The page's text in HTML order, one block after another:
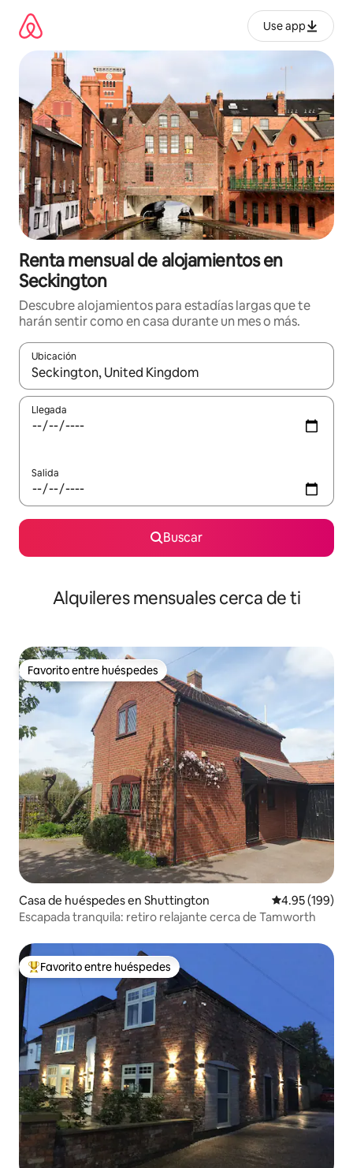
contenido
Use app
Renta mensual de alojamientos en
Seckington
Descubre alojamientos para estadías largas que te
harán sentir como en casa durante un mes o más.
Ubicación
Cuando los resultados estén disponibles, navega con las
Llegada
Salida
Buscar
Alquileres mensuales cerca de ti
Favorito entre huéspedes
Favorito entre huéspedes
Casa de huéspedes en Shuttington Calificación
4.95 (199)
Escapada tranquila: retiro relajante cerca de Tamworth
Favorito entre huéspedes preferido
Favorito entre huéspedes